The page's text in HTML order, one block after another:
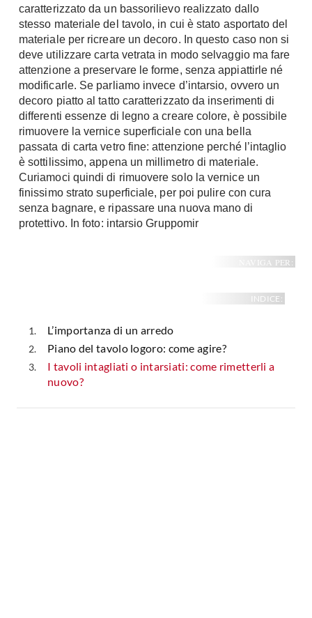
caratterizzato da un bassorilievo realizzato dallo
stesso materiale del tavolo, in cui è stato asportato del
materiale per ricreare un decoro. In questo caso non si
deve utilizzare carta vetrata in modo selvaggio ma fare
attenzione a preservare le forme, senza appiattirle né
modificarle. Se parliamo invece d’intarsio, ovvero un
decoro piatto al tatto caratterizzato da inserimenti di
differenti essenze di legno a creare colore, è possibile
rimuovere la vernice superficiale con una bella
passata di carta vetro fine: attenzione perché l’intaglio
è sottilissimo, appena un millimetro di materiale.
Curiamoci quindi di rimuovere solo la vernice un
finissimo strato superficiale, per poi pulire con cura
senza bagnare, e ripassare una nuova mano di
protettivo. In foto: intarsio Gruppomir
NAVIGA PER:
INDICE:
L’importanza di un arredo
Piano del tavolo logoro: come agire?
I tavoli intagliati o intarsiati: come rimetterli a
nuovo?